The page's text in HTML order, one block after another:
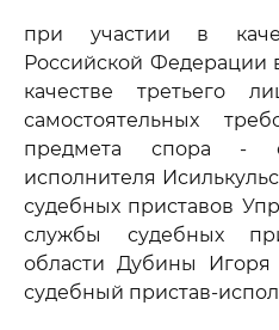
при участии в
Российской
качестве третьего
самостоятельных
предмета спора -
исполнителя
судебных приставов
службы судебных
области Дубины Игоря
судебный пристав-